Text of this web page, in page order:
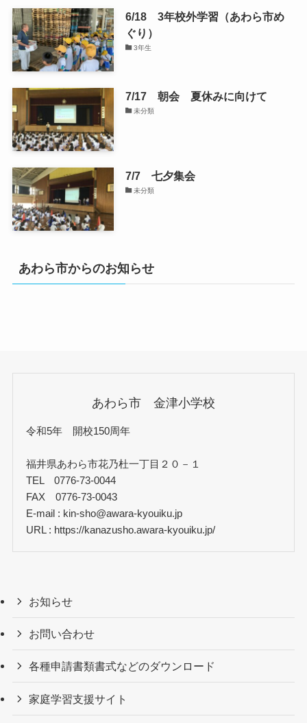
6/18 3年校外学習（あわら市め
ぐり）
3年生
7/17 朝会 夏休みに向けて
未分類
7/7 七夕集会
未分類
あわら市からのお知らせ
あわら市 金津小学校
令和5年 開校150周年
福井県あわら市花乃杜一丁目２０－１
TEL 0776-73-0044
FAX 0776-73-0043
E-mail : kin-sho@awara-kyouiku.jp
URL : https://kanazusho.awara-kyouiku.jp/
お知らせ
お問い合わせ
各種申請書類書式などのダウンロード
家庭学習支援サイト